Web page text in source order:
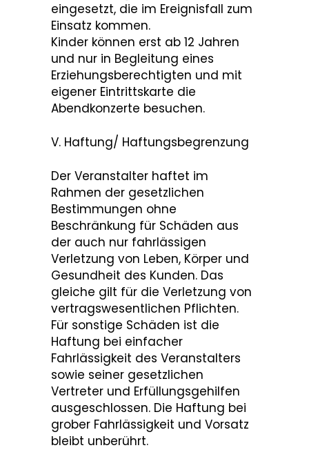
eingesetzt, die im Ereignisfall zum
Einsatz kommen.
Kinder können erst ab 12 Jahren
und nur in Begleitung eines
Erziehungsberechtigten und mit
eigener Eintrittskarte die
Abendkonzerte besuchen.
V. Haftung/ Haftungsbegrenzung
Der Veranstalter haftet im
Rahmen der gesetzlichen
Bestimmungen ohne
Beschränkung für Schäden aus
der auch nur fahrlässigen
Verletzung von Leben, Körper und
Gesundheit des Kunden. Das
gleiche gilt für die Verletzung von
vertragswesentlichen Pflichten.
Für sonstige Schäden ist die
Haftung bei einfacher
Fahrlässigkeit des Veranstalters
sowie seiner gesetzlichen
Vertreter und Erfüllungsgehilfen
ausgeschlossen. Die Haftung bei
grober Fahrlässigkeit und Vorsatz
bleibt unberührt.